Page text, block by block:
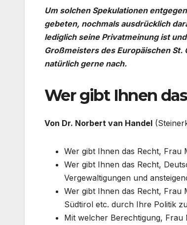
Um solchen Spekulationen
gebeten, nochmals ausdrücklich
lediglich seine Privatmeinung ist
Großmeisters des Europäischen
natürlich gerne nach.
Wer gibt Ihnen
Von Dr. Norbert van Handel
Wer gibt Ihnen das Recht,
Wer gibt Ihnen das Recht,
Vergewaltigungen und
Wer gibt Ihnen das Recht, Frau
Südtirol etc. durch Ihre Politik
Mit welcher Berechtigung, Frau